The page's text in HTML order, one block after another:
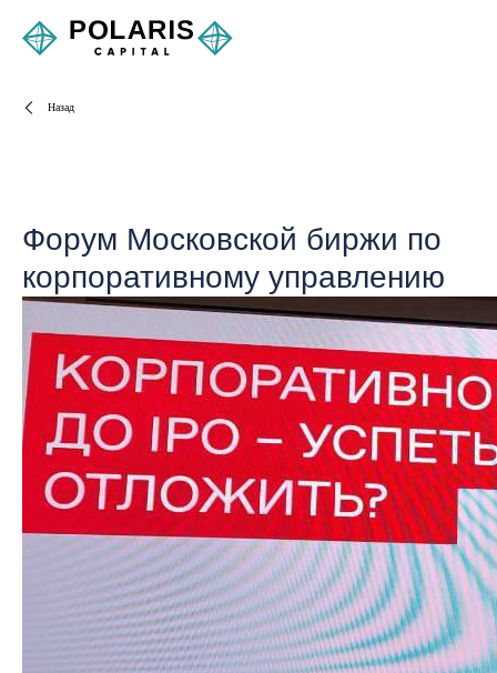
Назад
Форум Московской биржи по
корпоративному управлению